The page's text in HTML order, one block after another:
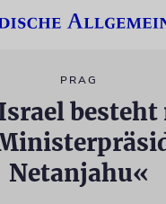
PRAG
Netanjahu«